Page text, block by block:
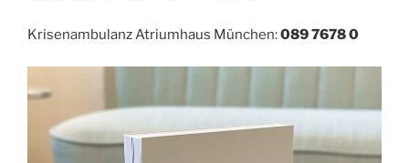
Krisenambulanz Atriumhaus München:089 7678 0